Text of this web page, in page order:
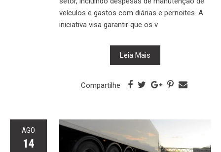
veículos e gastos com diárias e pernoites. A
iniciativa visa garantir que os v
Leia Mais
Compartilhe
AGO
14